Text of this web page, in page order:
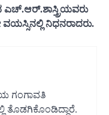
ಎಚ್.ಆರ್.ಶಾಸ್ತ್ರಿಯವರು
ನಿಧನರಾದರು.
ಗಂಗಾವತಿ
ತೊಡಗಿಕೊಂಡಿದ್ದಾರೆ.